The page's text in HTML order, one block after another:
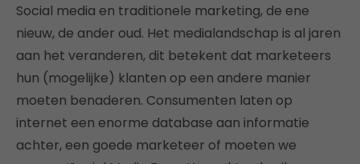
Social media en traditionele marketing, de ene
nieuw, de ander oud. Het medialandschap is al jaren
aan het veranderen, dit betekent dat marketeers
hun (mogelijke) klanten op een andere manier
moeten benaderen. Consumenten laten op
internet een enorme database aan informatie
achter, een goede marketeer of moeten we